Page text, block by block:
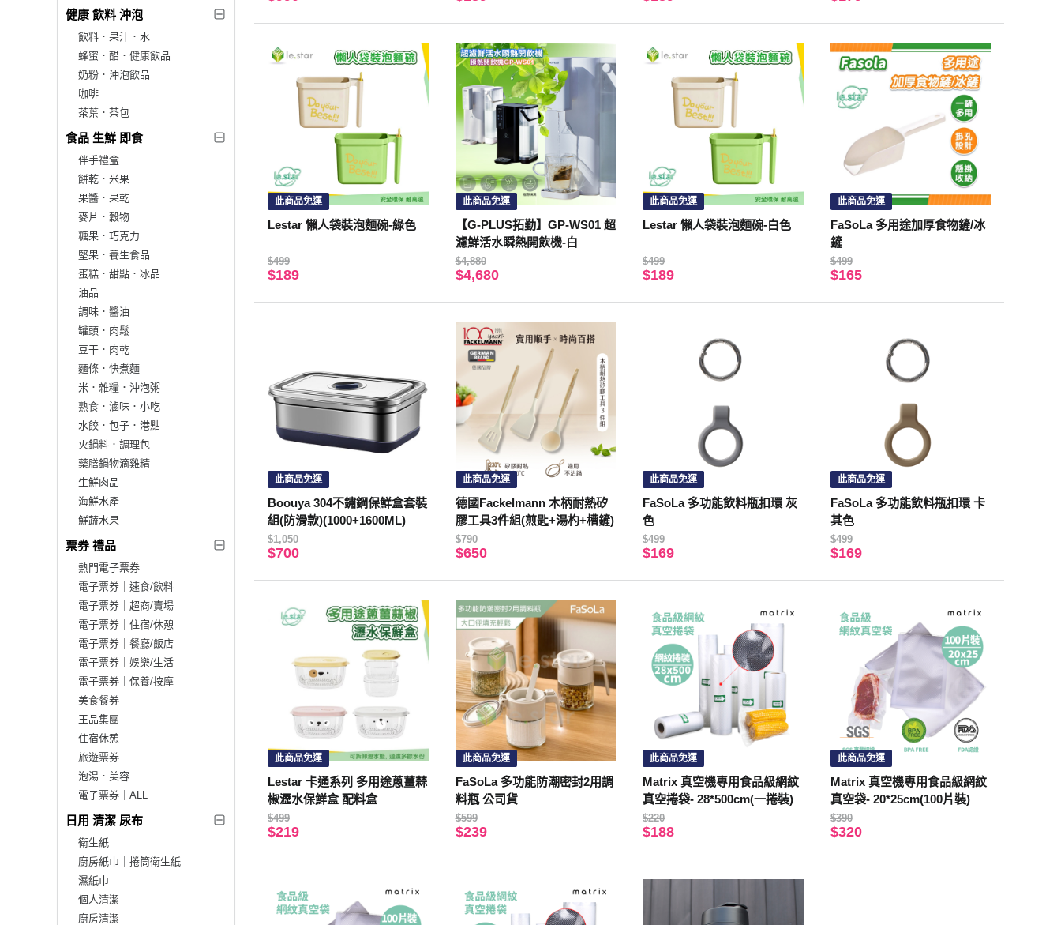
健康 飲料 沖泡
飲料．果汁．水
蜂蜜．醋．健康飲品
奶粉．沖泡飲品
咖啡
茶葉．茶包
食品 生鮮 即食
伴手禮盒
餅乾．米果
果醬．果乾
麥片．穀物
糖果．巧克力
堅果．養生食品
蛋糕．甜點．冰品
油品
調味．醬油
罐頭．肉鬆
豆干．肉乾
麵條．快煮麵
米．雜糧．沖泡粥
熟食．滷味．小吃
水餃．包子．港點
火鍋料．調理包
藥膳鍋物滴雞精
生鮮肉品
海鮮水產
鮮蔬水果
票券 禮品
熱門電子票券
電子票券｜速食/飲料
電子票券｜超商/賣場
電子票券｜住宿/休憩
電子票券｜餐廳/飯店
電子票券｜娛樂/生活
電子票券｜保養/按摩
美食餐券
王品集團
住宿休憩
旅遊票券
泡湯．美容
電子票券｜ALL
日用 清潔 尿布
衛生紙
廚房紙巾｜捲筒衛生紙
濕紙巾
個人清潔
廚房清潔
此商品免運
Lestar 懶人袋裝泡麵碗-綠色
$499
$189
此商品免運
【G-PLUS拓勤】GP-WS01 超
濾鮮活水瞬熱開飲機-白
$4,880
$4,680
此商品免運
Lestar 懶人袋裝泡麵碗-白色
$499
$189
此商品免運
FaSoLa 多用途加厚食物鏟/冰
鏟
$499
$165
此商品免運
Boouya 304不鏽鋼保鮮盒套裝
組(防滑款)(1000+1600ML)
$1,050
$700
此商品免運
德國Fackelmann 木柄耐熱矽
膠工具3件組(煎匙+湯杓+槽鏟)
$790
$650
此商品免運
FaSoLa 多功能飲料瓶扣環 灰
色
$499
$169
此商品免運
FaSoLa 多功能飲料瓶扣環 卡
其色
$499
$169
此商品免運
Lestar 卡通系列 多用途蔥薑蒜
椒瀝水保鮮盒 配料盒
$499
$219
此商品免運
FaSoLa 多功能防潮密封2用調
料瓶 公司貨
$599
$239
此商品免運
Matrix 真空機專用食品級網紋
真空捲袋- 28*500cm(一捲裝)
$220
$188
此商品免運
Matrix 真空機專用食品級網紋
真空袋- 20*25cm(100片裝)
$390
$320